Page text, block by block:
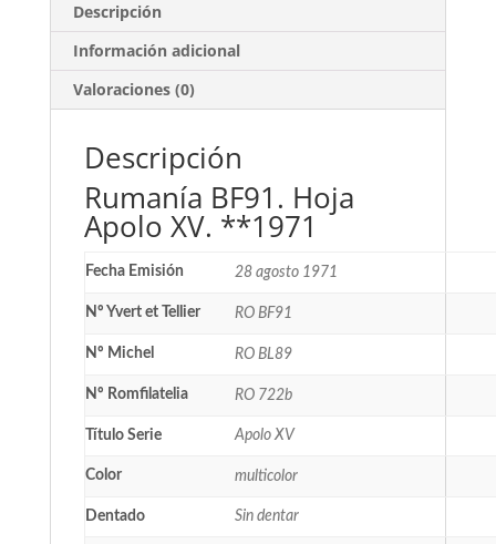
Descripción
Información adicional
Valoraciones (0)
Descripción
Rumanía BF91. Hoja
Apolo XV. **1971
Fecha Emisión 28 agosto 1971
Nº Yvert et Tellier RO BF91
Nº Michel RO BL89
Nº Romfilatelia RO 722b
Título Serie Apolo XV
Color multicolor
Dentado Sin dentar